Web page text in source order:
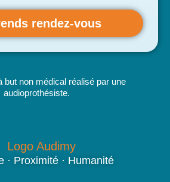
rendez-vous
but non médical réalisé par une
audioprothésiste.
· Proximité · Humanité